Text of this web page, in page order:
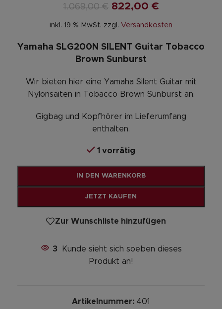
1.069,00€ 822,00 €
inkl. 19 % MwSt. zzgl. Versandkosten
Yamaha SLG200N SILENT Guitar Tobacco
Brown Sunburst
Wir bieten hier eine Yamaha Silent Guitar mit
Nylonsaiten in Tobacco Brown Sunburst an.
Gigbag und Kopfhörer im Lieferumfang
enthalten.
1 vorrätig
IN DEN WARENKORB
JETZT KAUFEN
Alternative:
Zur Wunschliste hinzufügen
3
Kunde sieht sich soeben dieses
Produkt an!
Artikelnummer: 401